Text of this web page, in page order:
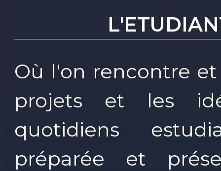
Où l'on rencontre
projets et les
quotidiens
préparée et